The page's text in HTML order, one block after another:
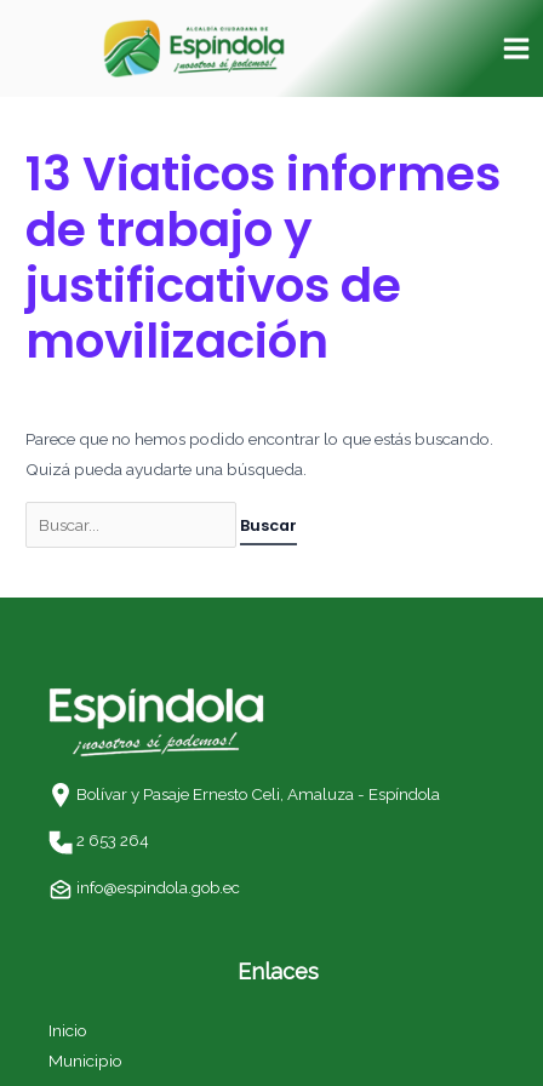
13 Viaticos informes
de trabajo y
justificativos de
movilización
Parece que no hemos podido encontrar lo que estás buscando.
Quizá pueda ayudarte una búsqueda.
Bolívar y Pasaje Ernesto Celi, Amaluza - Espíndola
2 653 264
info@espindola.gob.ec
Enlaces
Inicio
Municipio